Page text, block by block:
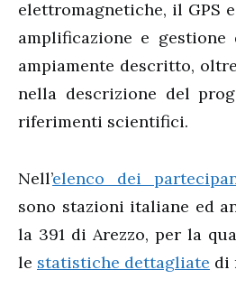
elettromagnetiche, il GPS
amplificazione e
ampiamente descritto,
nella descrizione del
riferimenti scientifici.
Nell’elenco dei
sono stazioni italiane ed
la 391 di Arezzo, per la
le statistiche dettagliate di